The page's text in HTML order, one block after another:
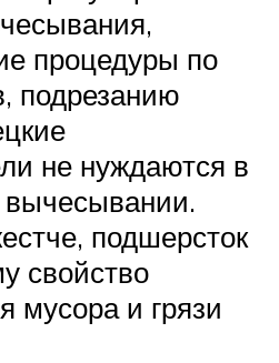
процедуры по
подрезанию
не нуждаются в
подшерсток
свойство
мусора и грязи